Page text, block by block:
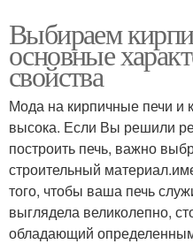
Выбираем
основные
свойства
Мода на кирпичные печи и
высока. Если Вы решили
построить печь, важно
строительный
того, чтобы ваша печь
выглядела великолепно,
обладающий